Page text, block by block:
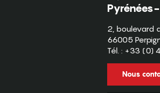
2, boulevard
66005
Tél. : +33 (0)
Nous